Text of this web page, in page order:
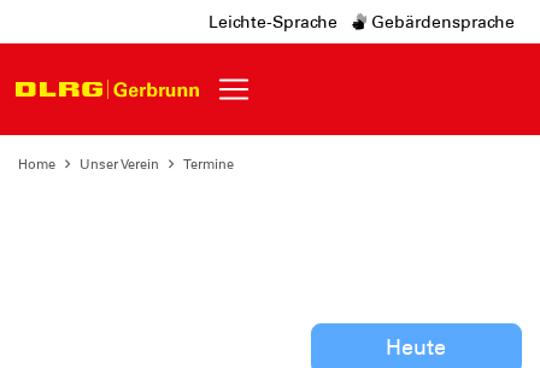
Leichte-Sprache Gebärdensprache
Home Unser Verein Termine
Heute